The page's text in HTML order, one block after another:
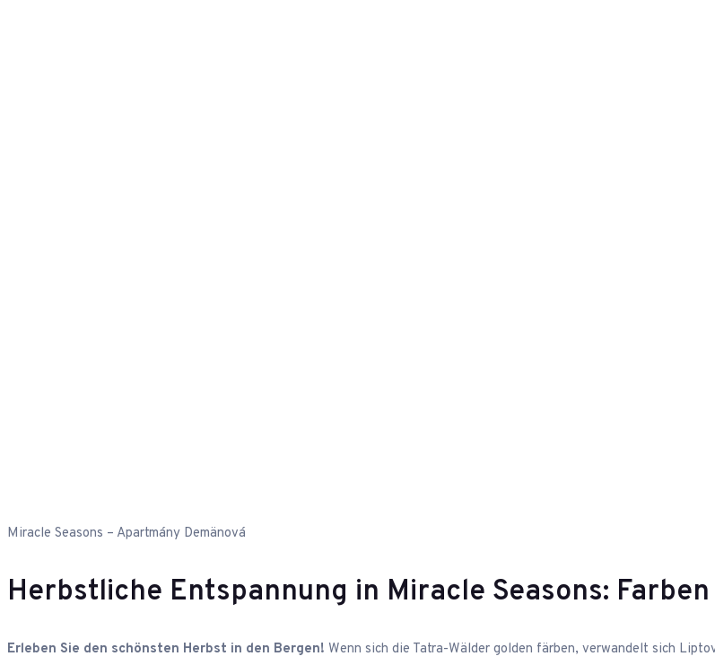
Miracle Seasons – Apartmány Demänová
Herbstliche Entspannung in Miracle Seasons:
Erleben Sie den schönsten Herbst in den Bergen! Wenn sich die Tatra-Wälder golden färben, verwandelt sich